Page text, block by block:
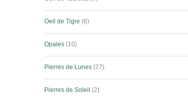
Oeil de Tigre 6
Opales 10
Pierres de Lunes 27
Pierres de Soleil 2